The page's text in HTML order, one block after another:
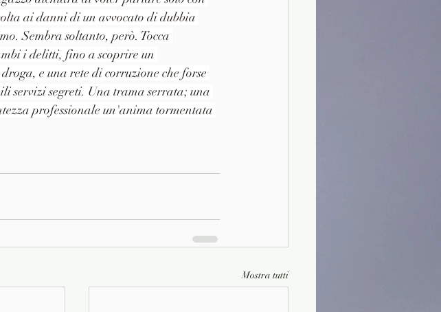
ai danni di un avvocato di dubbia
Sembra soltanto, però. Tocca
i delitti, fino a scoprire un
e una rete di corruzione che forse
servizi segreti. Una trama serrata; una
professionale un'anima tormentata
Mostra tutti